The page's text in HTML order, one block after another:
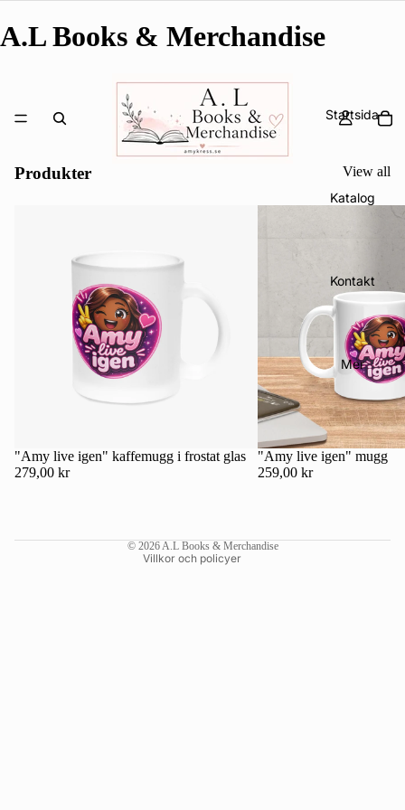
A.L Books & Merchandise
Startsida
Katalog
Kontakt
Mer
Produkter View all
"Amy live igen" kaffemugg i frostat glas
279,00 kr
"Amy live igen" mugg
259,00 kr
© 2026A.L Books & Merchandise
Villkor och policyer
Integritetspolicy
Återbetalningspolicy